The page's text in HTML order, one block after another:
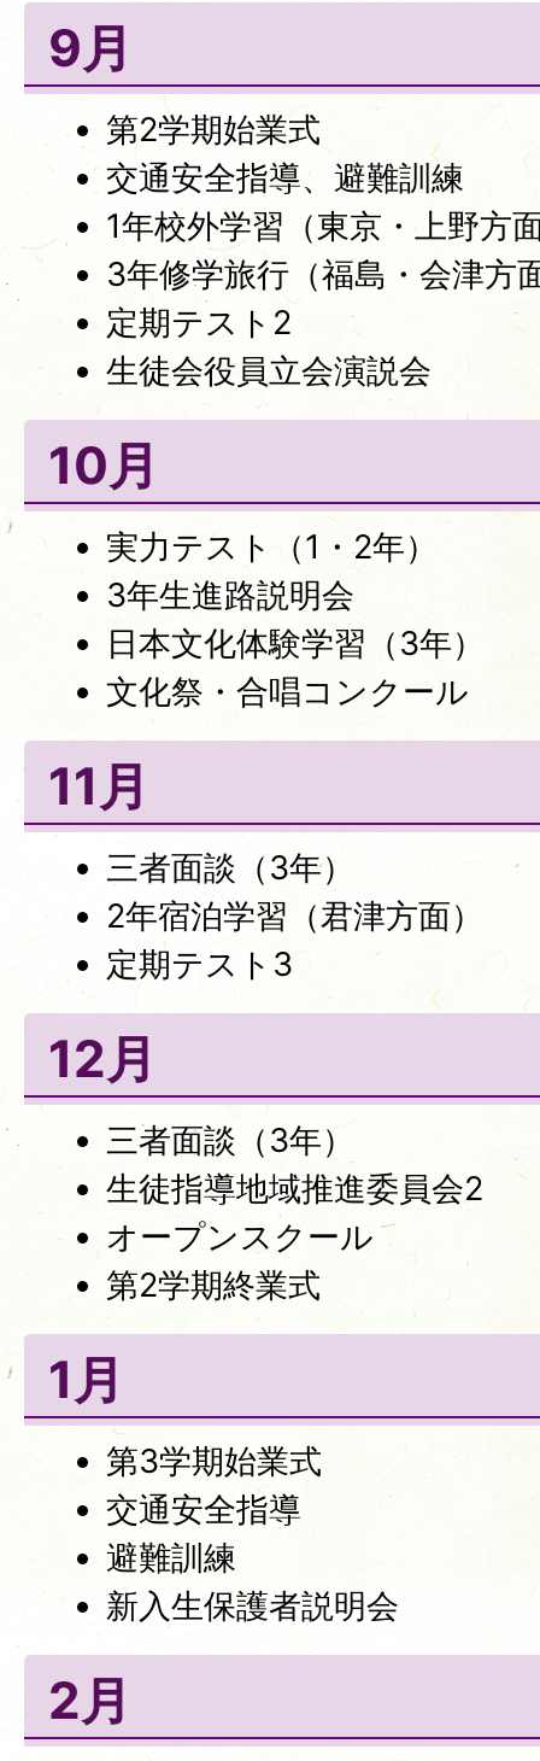
9月
第2学期始業式
交通安全指導、避難訓練
1年校外学習（東京・上野方
3年修学旅行（福島・会津方
定期テスト2
生徒会役員立会演説会
10月
実力テスト（1・2年）
3年生進路説明会
日本文化体験学習（3年）
文化祭・合唱コンクール
11月
三者面談（3年）
2年宿泊学習（君津方面）
定期テスト3
12月
三者面談（3年）
生徒指導地域推進委員会2
オープンスクール
第2学期終業式
1月
第3学期始業式
交通安全指導
避難訓練
新入生保護者説明会
2月